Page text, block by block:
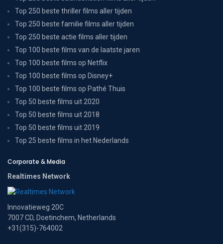
Top 250 beste thriller films aller tijden
Top 250 beste familie films aller tijden
Top 250 beste actie films aller tijden
Top 100 beste films van de laatste jaren
Top 100 beste films op Netflix
Top 100 beste films op Disney+
Top 100 beste films op Pathé Thuis
Top 50 beste films uit 2020
Top 50 beste films uit 2018
Top 50 beste films uit 2019
Top 25 beste films in het Nederlands
Corporate & Media
Realtimes Network
Innovatieweg 20C
7007 CD, Doetinchem, Netherlands
+31(315)-764002